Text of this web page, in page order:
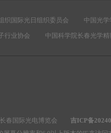
织国际光日组织委员会 中国光学
行业协会 中国科学院长春光学
长春国际光电博览会 吉ICP备